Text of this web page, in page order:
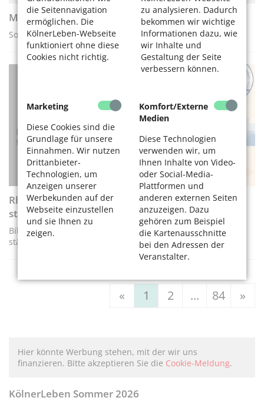
die Seitennavigation
ermöglichen. Die
KölnerLeben-Webseite
funktioniert ohne diese
Cookies nicht richtig.
zu analysieren. Dadurch
bekommen wir wichtige
Informationen dazu, wie
wir Inhalte und
Gestaltung der Seite
verbessern können.
Marketing
Diese Cookies sind die
Grundlage für unsere
Einnahmen. Wir nutzen
Drittanbieter-
Technologien, um
Anzeigen unserer
Werbekunden auf der
Webseite einzustellen
und sie Ihnen zu
zeigen.
Komfort/Externe
Medien
Diese Technologien
verwenden wir, um
Ihnen Inhalte von Video-
oder Social-Media-
Plattformen und
anderen externen Seiten
anzuzeigen. Dazu
gehören zum Beispiel
die Kartenausschnitte
bei den Adressen der
Veranstalter.
Miteinander NEUmarkt
Sommerprogramm auf dem Kölner Neumarkt
RheBi-Preis 2026: Rheinische Stiftung für Bildung
startet Bewerbungsphase
Bildungspreis unter dem Motto „Demokratie verstehen und
stärken – Bildung als Basis“
« 1 2 ... 84 »
Hier könnte Werbung stehen, mit der wir uns
finanzieren. Bitte akzeptieren Sie die Cookie-Meldung.
KölnerLeben Sommer 2026